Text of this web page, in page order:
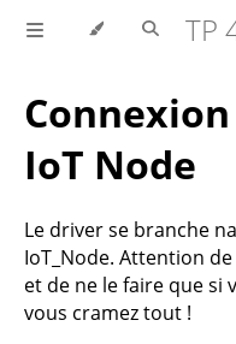
TP
IoT Node
Le driver se branche
IoT_Node. Attention
et de ne le faire que si
vous cramez tout !